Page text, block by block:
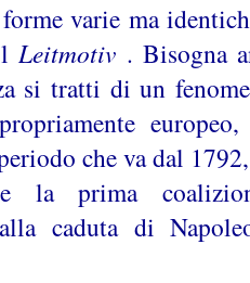
varie ma
ilLeitmotiv . Bisogna
si tratti di un
che va dal
la prima
caduta di